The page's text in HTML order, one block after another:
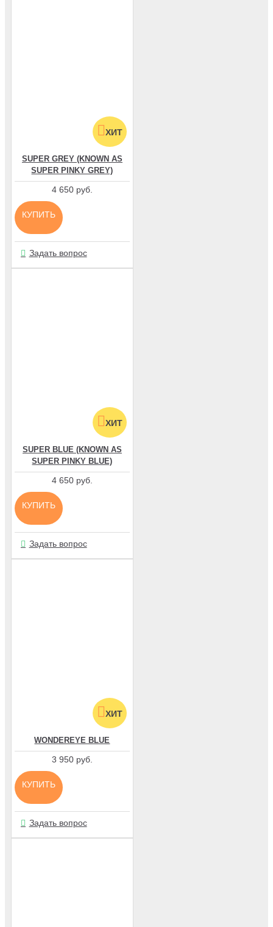
ХИТ
SUPER GREY (KNOWN AS
SUPER PINKY GREY)
4 650 руб.
КУПИТЬ
Задать вопрос
ХИТ
SUPER BLUE (KNOWN AS
SUPER PINKY BLUE)
4 650 руб.
КУПИТЬ
Задать вопрос
ХИТ
WONDEREYE BLUE
3 950 руб.
КУПИТЬ
Задать вопрос